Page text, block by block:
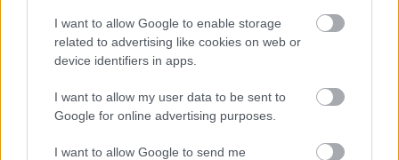
I want to allow Google to enable storage
related to advertising like cookies on web or
device identifiers in apps.
I want to allow my user data to be sent to
Google for online advertising purposes.
I want to allow Google to send me
jelen pillanatban még egyelőre nehéz a sztori.
Dzsudzsák a problémákat a csapaton belül oldaná
meg, nem pedig adrasztikus változás híve, amit a
szurkolók is "sugalltak" a Puskás elleni bajnoki után,
amikor többen Huszti Szabolcs vezetőedző
távozását követelték.